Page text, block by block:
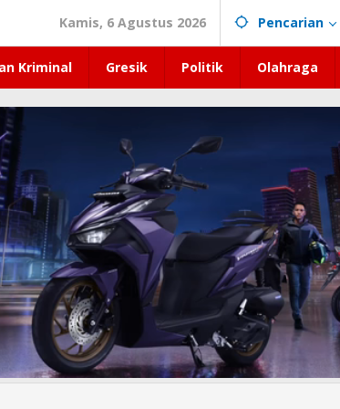
Kamis, 6 Agustus 2026 Pencarian
Kriminal Gresik Politik Olahraga